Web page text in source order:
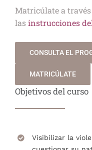
Matricúlate a
lasinstrucciones
CONSULTA EL
MATRICÚLATE
Objetivos del curso
Visibilizar la